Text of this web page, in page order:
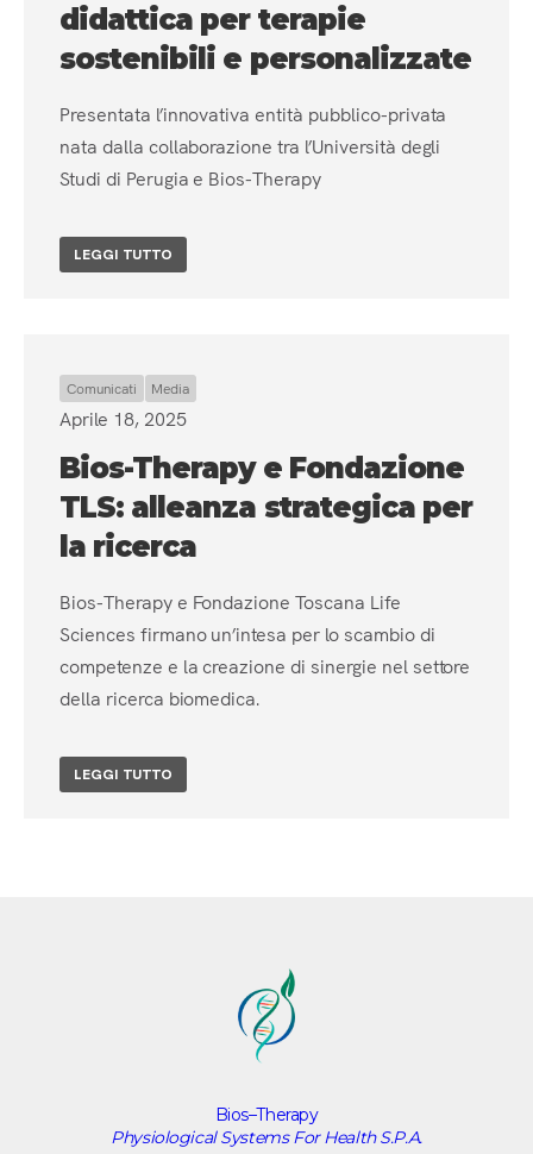
didattica per terapie
sostenibili e personalizzate
Presentata l’innovativa entità pubblico-privata
nata dalla collaborazione tra l’Università degli
Studi di Perugia e Bios-Therapy
LEGGI TUTTO
Comunicati Media
Aprile 18, 2025
Bios-Therapy e Fondazione
TLS: alleanza strategica per
la ricerca
Bios-Therapy e Fondazione Toscana Life
Sciences firmano un’intesa per lo scambio di
competenze e la creazione di sinergie nel settore
della ricerca biomedica.
LEGGI TUTTO
Bios–Therapy
Physiological Systems For Health S.P.A.